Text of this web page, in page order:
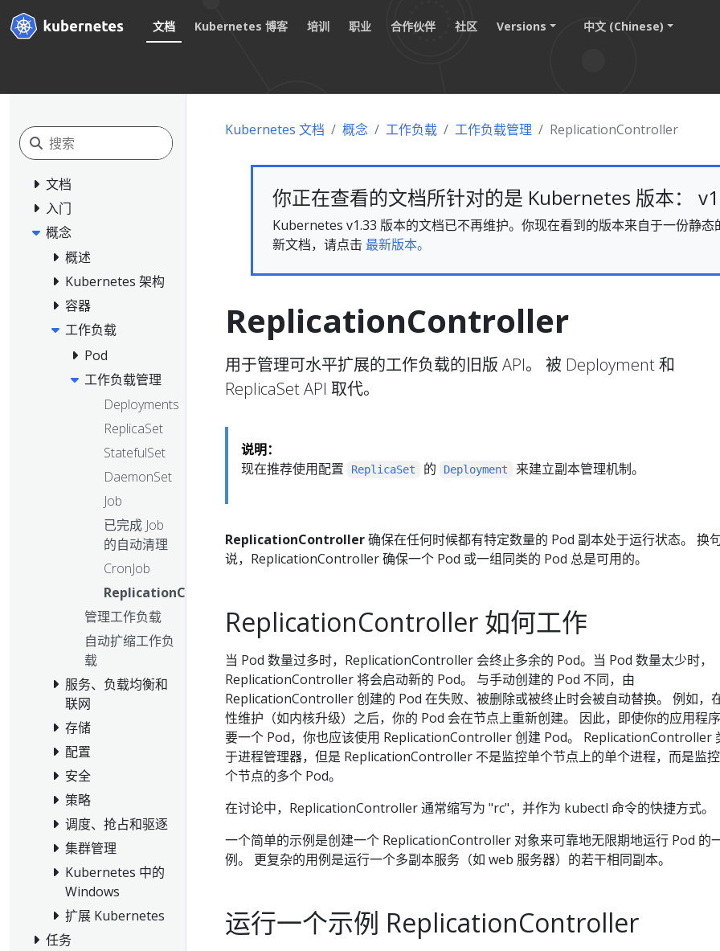
文档 Kubernetes 博客 培训 职业 合作伙伴 社区 Versions 中文 (Chinese)
文档
入门
概念
概述
Kubernetes 架构
容器
工作负载
Pod
工作负载管理
Deployments
ReplicaSet
StatefulSet
DaemonSet
Job
已完成 Job
的自动清理
CronJob
ReplicationController
管理工作负载
自动扩缩工作负
载
服务、负载均衡和
联网
存储
配置
安全
策略
调度、抢占和驱逐
集群管理
Kubernetes 中的
Windows
扩展 Kubernetes
任务
Kubernetes 文档 概念 工作负载 工作负载管理 ReplicationController
你正在查看的文档所针对的是 Kubernetes 版本：
Kubernetes v1.33 版本的文档已不再维护。你现在看到的版本来自于一份静态
新文档，请点击 最新版本。
ReplicationController
用于管理可水平扩展的工作负载的旧版 API。 被 Deployment 和
ReplicaSet API 取代。
说明：
现在推荐使用配置
ReplicaSet 的 Deployment 来建立副本管理机制。
ReplicationController确保在任何时候都有特定数量的 Pod 副本处于运行状态。 换
说，ReplicationController 确保一个 Pod 或一组同类的 Pod 总是可用的。
ReplicationController 如何工作
当 Pod 数量过多时，ReplicationController 会终止多余的 Pod。当 Pod 数量太少时，
ReplicationController 将会启动新的 Pod。 与手动创建的 Pod 不同，由
ReplicationController 创建的 Pod 在失败、被删除或被终止时会被自动替换。 例如，
性维护（如内核升级）之后，你的 Pod 会在节点上重新创建。 因此，即使你的应用程
要一个 Pod，你也应该使用 ReplicationController 创建 Pod。 ReplicationController
于进程管理器，但是 ReplicationController 不是监控单个节点上的单个进程，而是监
个节点的多个 Pod。
在讨论中，ReplicationController 通常缩写为 "rc"，并作为 kubectl 命令的快捷方式。
一个简单的示例是创建一个 ReplicationController 对象来可靠地无限期地运行 Pod 的
例。 更复杂的用例是运行一个多副本服务（如 web 服务器）的若干相同副本。
运行一个示例 ReplicationController